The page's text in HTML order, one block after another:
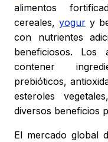
alimentos
cereales, yogury
con nutrientes
beneficiosos. Los
contener
prebióticos,
esteroles
diversos beneficios
El mercado global